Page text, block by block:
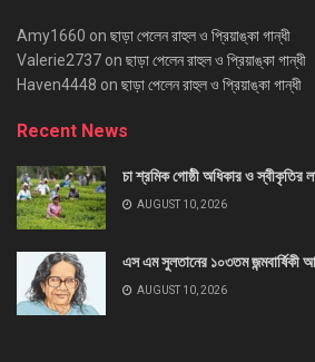
Amy1660 on ছাড়া পেলেন রাহুল ও প্রিয়াঙ্কা গান্ধী
Valerie2737 on ছাড়া পেলেন রাহুল ও প্রিয়াঙ্কা গান্ধী
Haven4448 on ছাড়া পেলেন রাহুল ও প্রিয়াঙ্কা গান্ধী
Recent News
চা শ্রমিক গোষ্ঠী অধিকার ও স্বীকৃতির
AUGUST 10, 2026
এস এম সুলতানের ১০৩তম জন্মবার্ষিকী
AUGUST 10, 2026